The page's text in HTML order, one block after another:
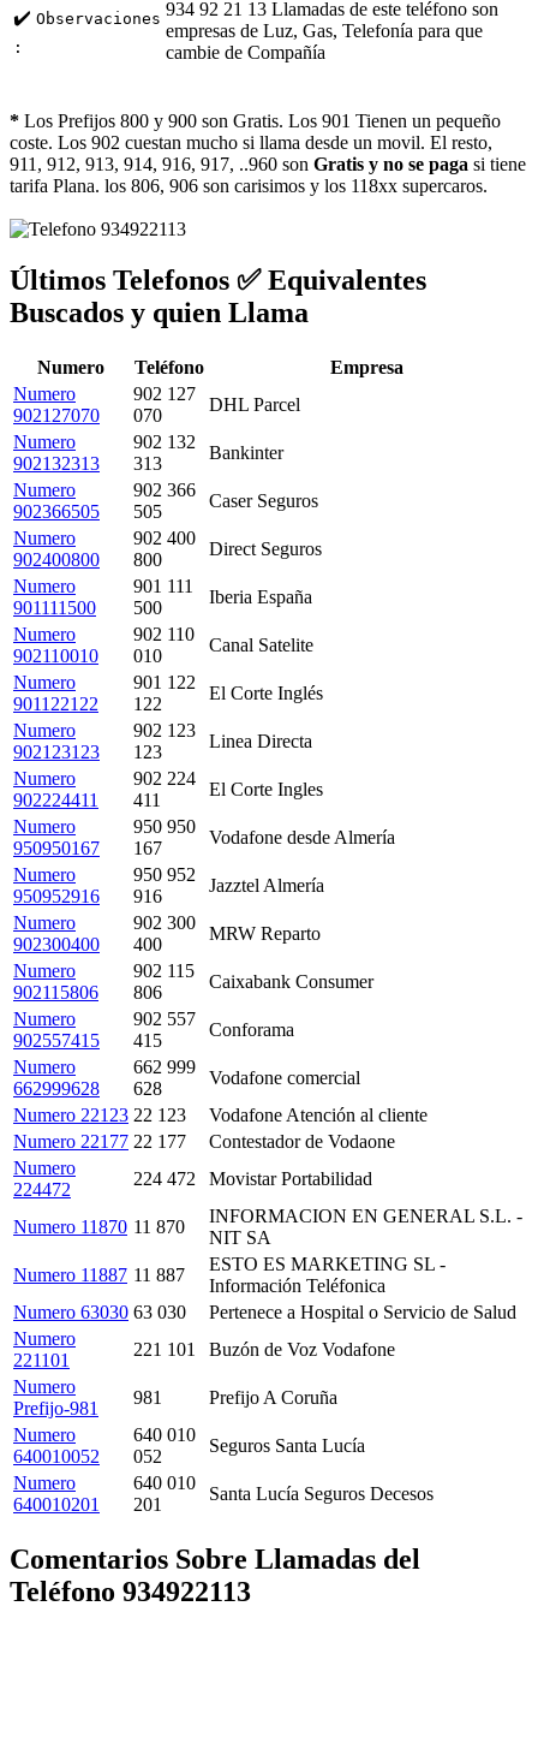
✔️ Observaciones
:
934 92 21 13 Llamadas de este teléfono son
empresas de Luz, Gas, Telefonía para que
cambie de Compañía
* Los Prefijos 800 y 900 son Gratis. Los 901 Tienen un pequeño
coste. Los 902 cuestan mucho si llama desde un movil. El resto,
911, 912, 913, 914, 916, 917, ..960 son Gratis y no se paga si tiene
tarifa Plana. los 806, 906 son carisimos y los 118xx supercaros.
Últimos Telefonos ✅ Equivalentes
Buscados y quien Llama
Numero Teléfono
Empresa
Numero
902127070
902 127
070
DHL Parcel
Numero
902132313
902 132
313
Bankinter
Numero
902366505
902 366
505
Caser Seguros
Numero
902400800
902 400
800
Direct Seguros
Numero
901111500
901 111
500
Iberia España
Numero
902110010
902 110
010
Canal Satelite
Numero
901122122
901 122
122
El Corte Inglés
Numero
902123123
902 123
123
Linea Directa
Numero
902224411
902 224
411
El Corte Ingles
Numero
950950167
950 950
167
Vodafone desde Almería
Numero
950952916
950 952
916
Jazztel Almería
Numero
902300400
902 300
400
MRW Reparto
Numero
902115806
902 115
806
Caixabank Consumer
Numero
902557415
902 557
415
Conforama
Numero
662999628
662 999
628
Vodafone comercial
Numero 22123 22 123
Vodafone Atención al cliente
Numero 22177 22 177
Contestador de Vodaone
Numero
224472
224 472 Movistar Portabilidad
Numero 11870 11 870
INFORMACION EN GENERAL S.L. -
NIT SA
Numero 11887 11 887
ESTO ES MARKETING SL -
Información Teléfonica
Numero 63030 63 030
Pertenece a Hospital o Servicio de Salud
Numero
221101
221 101
Buzón de Voz Vodafone
Numero
Prefijo-981
981
Prefijo A Coruña
Numero
640010052
640 010
052
Seguros Santa Lucía
Numero
640010201
640 010
201
Santa Lucía Seguros Decesos
Comentarios Sobre Llamadas del
Teléfono 934922113